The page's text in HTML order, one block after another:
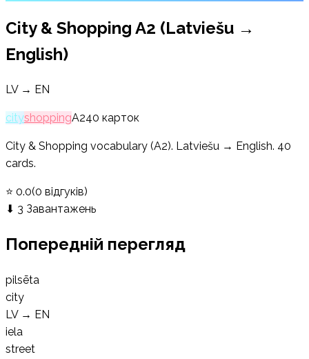
City & Shopping A2 (Latviešu →
English)
LV → EN
cityshoppingA240 карток
City & Shopping vocabulary (A2). Latviešu → English. 40
cards.
⭐ 0.0(0 відгуків)
⬇ 3 Завантажень
Попередній перегляд
pilsēta
city
LV→ EN
iela
street